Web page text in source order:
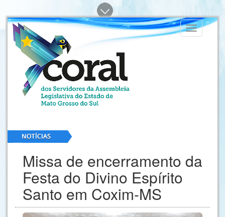
Toggle
navigation
Missa de encerramento da
Festa do Divino Espírito
Santo em Coxim-MS